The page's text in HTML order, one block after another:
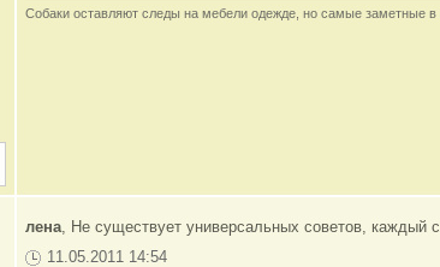
Собаки оставляют следы на мебели одежде, но самые заметные
лена, Не существует универсальных советов, каждый
11.05.2011 14:54